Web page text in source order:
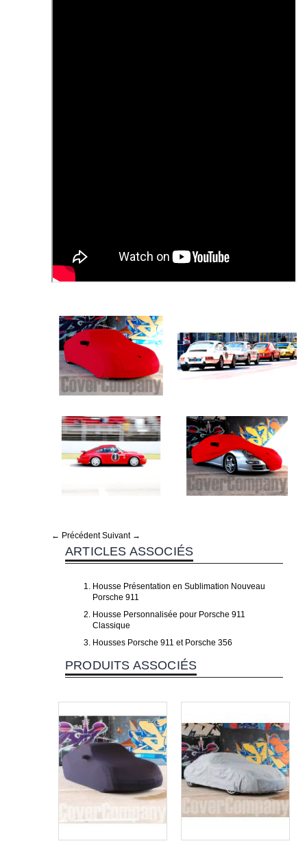
← Précédent Suivant →
ARTICLES ASSOCIÉS
Housse Présentation en Sublimation Nouveau
Porsche 911
Housse Personnalisée pour Porsche 911
Classique
Housses Porsche 911 et Porsche 356
PRODUITS ASSOCIÉS